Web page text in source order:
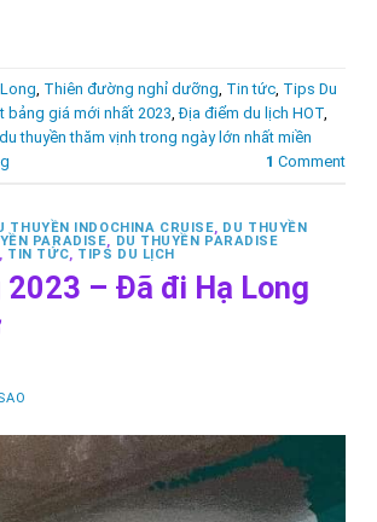
Thiên đường nghỉ dưỡng Tin tức Tips Du
bảng giá mới nhất 2023 ,Địa điểm du lịch HOT
du thuyền thăm vịnh trong ngày lớn nhất miền
1 Comment
THUYỀN INDOCHINA CRUISE, DU THUYỀN
PARADISE, DU THUYỀN PARADISE
, TIN TỨC, TIPS DU LỊCH
2023 – Đã đi Hạ Long